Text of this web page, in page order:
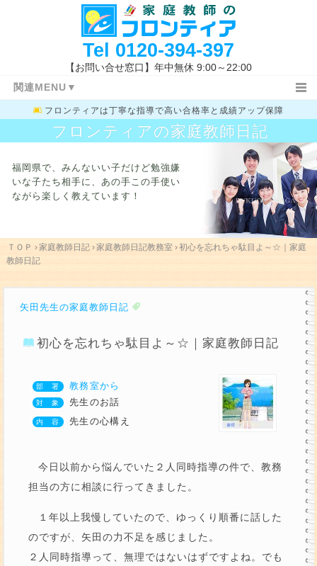
Tel 0120-394-397
【お問い合せ窓口】年中無休 9:00～22:00
関連MENU▼
ＴＯＰ 日記ＴＯＰ 小学生
中学１・２年生 中学３年生 高校生
指導報告書
家庭教師体験記 指導地域 キャンペーン情報
料金システム 授業開始の流れ
指導体制
指導内容 入試新着情報 福岡県の高校入試
学校一覧
フロンティアは丁寧な指導で高い合格率と成績アップ保障
フロンティアの家庭教師日記
福岡県で、みんないい子だけど勉強嫌
いな子たち相手に、 あの手この手使い
ながら楽しく教えています！
ＴＯＰ ›家庭教師日記›家庭教師日記教務室 ›初心を忘れちゃ駄目よ～☆｜家庭
教師日記
矢田先生の家庭教師日記
初心を忘れちゃ駄目よ～☆｜家庭教師日記
教務室から
先生のお話
先生の心構え
今日以前から悩んでいた２人同時指導の件で、教務
担当の方に相談に行ってきました。
１年以上我慢していたので、ゆっくり順番に話した
のですが、矢田の力不足を感じました。
２人同時指導って、無理ではないはずですよね。でも